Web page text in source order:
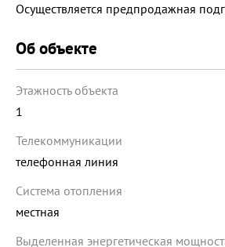
Осуществляется предпродажная
Об объекте
Этажность объекта
1
Телекоммуникации
телефонная линия
Система отопления
местная
Выделенная энергетическая